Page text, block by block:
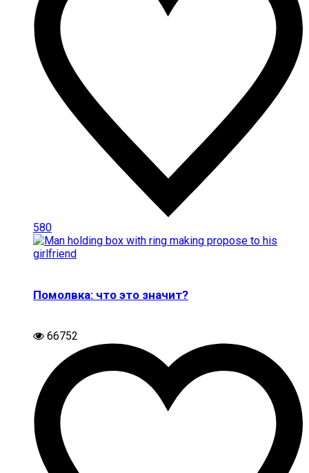
580
Помолвка: что это значит?
66752